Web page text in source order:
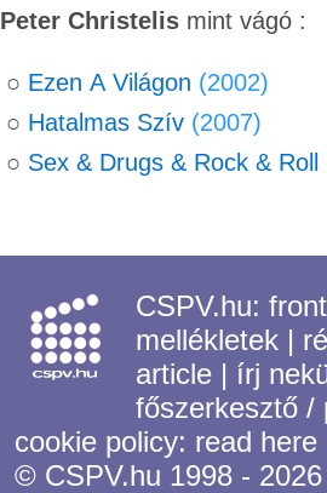
Peter Christelismint vágó :
○ Ezen A Világon (2002)
○ Hatalmas Szív (2007)
○ Sex & Drugs & Rock & Roll
CSPV.hu:
mellékletek |
article | írj
főszerkesztő
cookie policy: read here
© CSPV.hu 1998 - 2026